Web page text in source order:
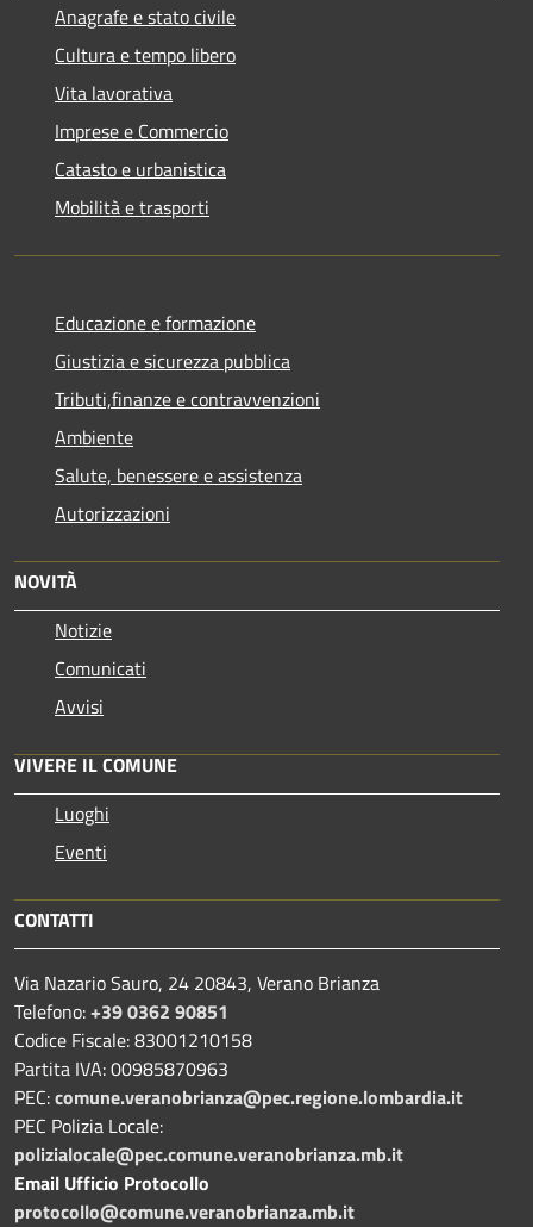
Anagrafe e stato civile
Cultura e tempo libero
Vita lavorativa
Imprese e Commercio
Catasto e urbanistica
Mobilità e trasporti
Educazione e formazione
Giustizia e sicurezza pubblica
Tributi,finanze e contravvenzioni
Ambiente
Salute, benessere e assistenza
Autorizzazioni
NOVITÀ
Notizie
Comunicati
Avvisi
VIVERE IL COMUNE
Luoghi
Eventi
CONTATTI
Via Nazario Sauro, 24 20843, Verano Brianza
Telefono:+39 0362 90851
Codice Fiscale: 83001210158
Partita IVA: 00985870963
PEC:comune.veranobrianza@pec.regione.lombardia.it
PEC Polizia Locale:
polizialocale@pec.comune.veranobrianza.mb.it
Email Ufficio Protocollo
protocollo@comune.veranobrianza.mb.it